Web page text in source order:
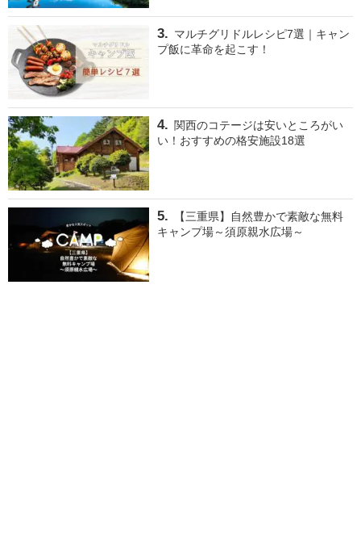
マルチグリドルレシピ7選｜キャン
プ飯に革命を起こす！
関西のコテージは安いところがい
い！おすすめの格安施設18選
【三重県】自然豊かで素敵な無料
キャンプ場～須原親水広場～